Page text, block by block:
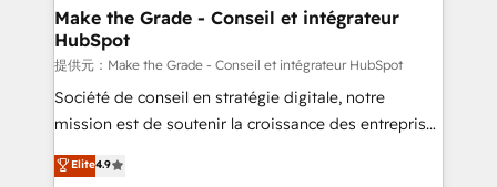
One company, one operating model, delivering
across offices and consulting teams in the UK, USA,
Canada, Germany, France, Belgium, Singapore, and
South Africa. Certified compliant with ISO/IEC
27001:2022 and ISO 9001:2015 across all seven
Make the Grade - Conseil et intégrateur
HubSpot
提供元：Make the Grade - Conseil et intégrateur HubSpot
Société de conseil en stratégie digitale, notre
mission est de soutenir la croissance des entreprises
B2B à travers l’acquisition de nouveaux clients,
l'intégration CRM et le développement des revenus
Elite4.9